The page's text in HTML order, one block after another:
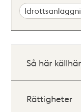
Så här
Rättigheter